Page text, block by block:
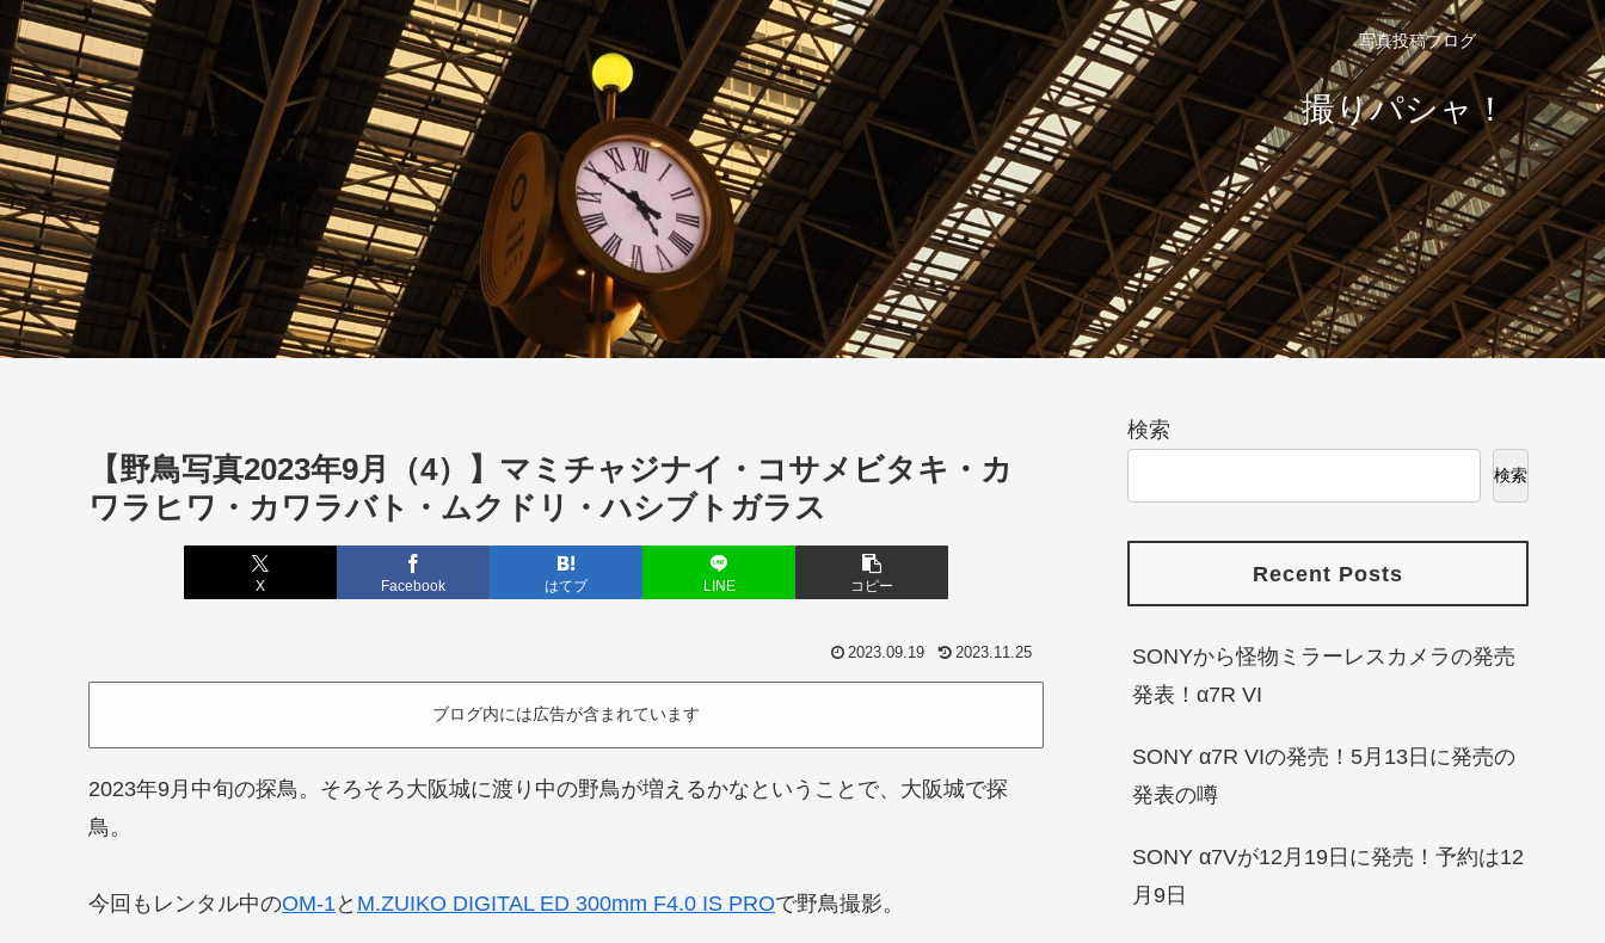
写真投稿ブログ
撮りパシャ！
【野鳥写真2023年9月（4）】マミチャジナイ・コサメビタキ・カ
ワラヒワ・カワラバト・ムクドリ・ハシブトガラス
X Facebook はてブ LINE コピー
2023.09.19 2023.11.25
ブログ内には広告が含まれています
2023年9月中旬の探鳥。そろそろ大阪城に渡り中の野鳥が増えるかなということで、大阪城で探
鳥。
今回もレンタル中のOM-1と M.ZUIKO DIGITAL ED 300mm F4.0 IS PROで野鳥撮影。
検索
検索
Recent Posts
SONYから怪物ミラーレスカメラの発売
発表！α7R VI
SONY α7R VIの発売！5月13日に発売の
発表の噂
SONY α7Vが12月19日に発売！予約は12
月9日